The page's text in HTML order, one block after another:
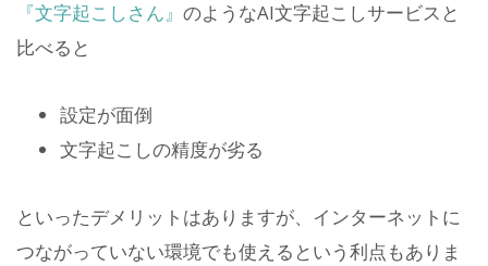
『文字起こしさん』 のようなAI文字起こしサービスと
比べると
設定が面倒
文字起こしの精度が劣る
といったデメリットはありますが、インターネットに
つながっていない環境でも使えるという利点もありま